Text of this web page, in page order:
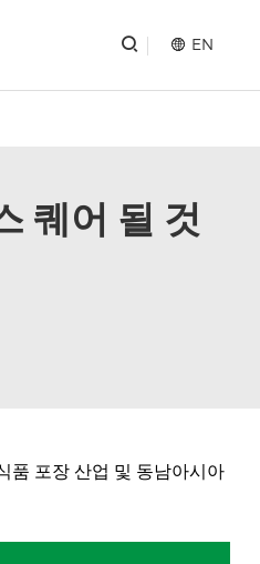
EN
퀘어 될 것
품 포장 산업 및 동남아시아